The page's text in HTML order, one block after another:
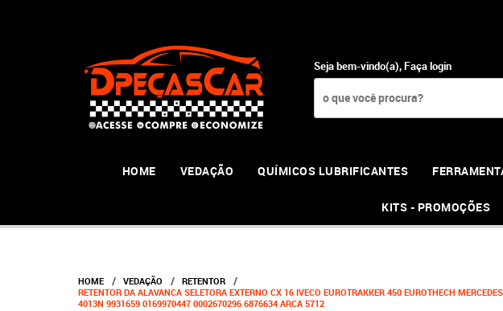
Seja bem-vindo(a),Faça login
HOME VEDAÇÃO QUÍMICOS LUBRIFICANTES
KITS - PROMOÇÕES
HOME VEDAÇÃO
RETENTOR
RETENTOR DA ALAVANCA SELETORA EXTERNO CX 16 IVECO EUROTRAKKER 450 EUROTHECH
4013N 9931659 0169970447 0002670296 6876634 ARCA 5712